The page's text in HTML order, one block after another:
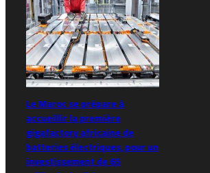
Le Maroc se prépare à
accueillir la première
gigafactory africaine de
batteries électriques, pour un
investissement de 65